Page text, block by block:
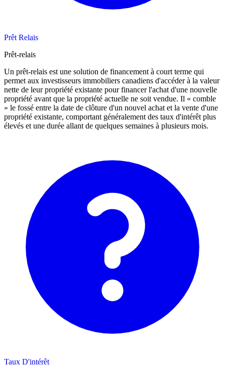
Prêt Relais
Prêt-relais
Un prêt-relais est une solution de financement à court terme qui
permet aux investisseurs immobiliers canadiens d'accéder à la valeur
nette de leur propriété existante pour financer l'achat d'une nouvelle
propriété avant que la propriété actuelle ne soit vendue. Il « comble
» le fossé entre la date de clôture d'un nouvel achat et la vente d'une
propriété existante, comportant généralement des taux d'intérêt plus
élevés et une durée allant de quelques semaines à plusieurs mois.
Taux D'intérêt